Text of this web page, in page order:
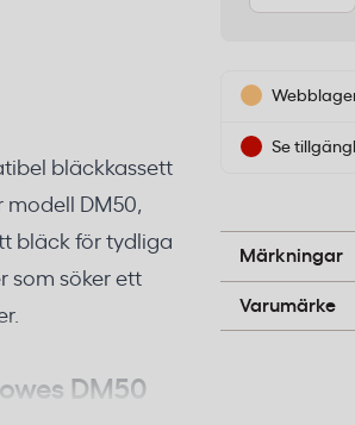
bläckkassett
modell DM50,
bläck för tydliga
som söker ett
DM50
Se
Märkningar
A-pil
Varumärke
Lyreco